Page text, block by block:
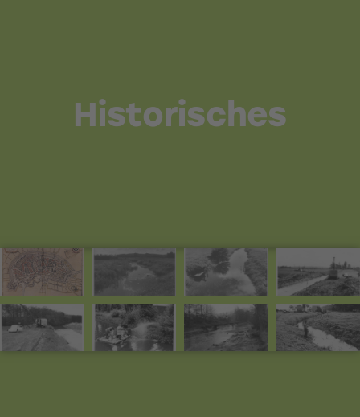
Historisches